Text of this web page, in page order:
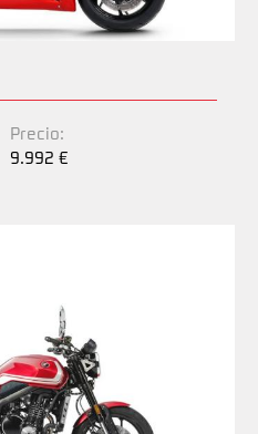
Precio:
9.992 €